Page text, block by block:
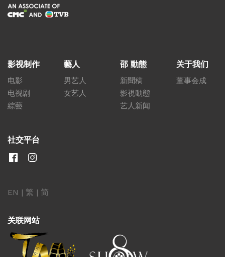
影视制作
电影
电视剧
綜藝
藝人
男艺人
女艺人
邵 動態
新聞稿
影視動態
艺人新闻
关于我们
董事会成
社交平台
EN | 繁 | 简
关联网站